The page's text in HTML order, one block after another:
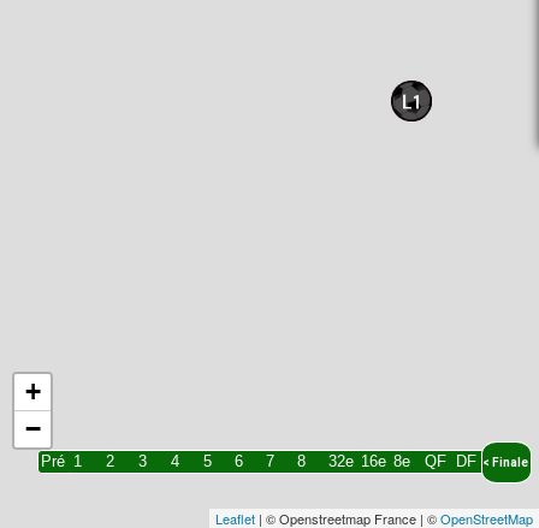
+
−
Leaflet | © Openstreetmap France | ©OpenStreetMap
< Finale
Pré 1 2 3 4 5 6 7 8 32e 16e 8e QF DF F